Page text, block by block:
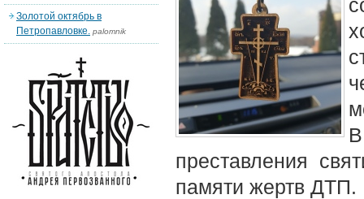
преставления
памяти жертв ДТП.
Золотой октябрь в
Петропавловке. palomnik